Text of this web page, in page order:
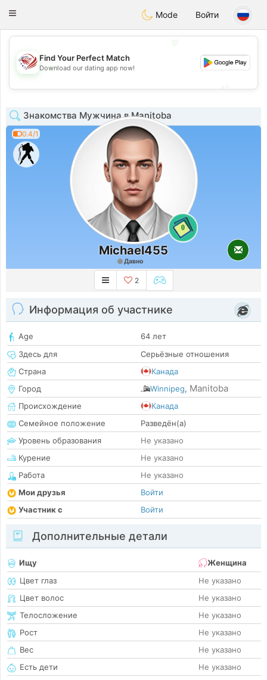
Dating
Toggle
Mode Войти
💖
💕
Find Your Perfect Match
Download our dating app now!
Знакомства Мужчина в Manitoba
0.4/1
0
Michael455
Давно
2
Информация об участнике
Age
64 лет
Здесь для
Серьёзные отношения
Страна
Канада
Город
Winnipeg, Manitoba
Происхождение
Канада
Семейное положение
Разведён(а)
Уровень образования
Не указано
Курение
Не указано
Работа
Не указано
Мои друзья
Войти
Участник с
Войти
Дополнительные детали
Ищу
Женщина
Цвет глаз
Не указано
Цвет волос
Не указано
Телосложение
Не указано
Рост
Не указано
Вес
Не указано
Есть дети
Не указано